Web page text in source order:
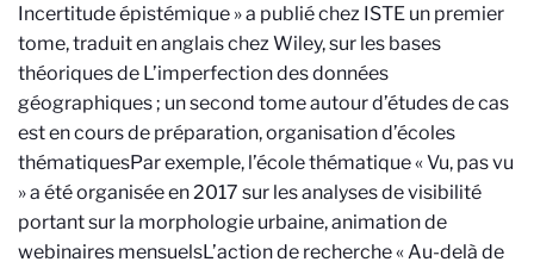
Incertitude épistémique » a publié chez ISTE un premier
tome, traduit en anglais chez Wiley, sur les bases
théoriques de L’imperfection des données
géographiques ; un second tome autour d’études de cas
est en cours de préparation, organisation d’écoles
thématiquesPar exemple, l’école thématique « Vu, pas vu
» a été organisée en 2017 sur les analyses de visibilité
portant sur la morphologie urbaine, animation de
webinaires mensuelsL’action de recherche « Au-delà de